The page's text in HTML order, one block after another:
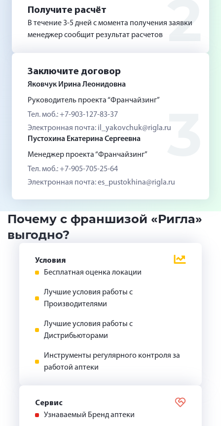
2
Получите расчёт
В течение 3-5 дней с момента получения заявки
менеджер сообщит результат расчетов
3
Заключите договор
Яковчук Ирина Леонидовна
Руководитель проекта “Франчайзинг”
Тел. моб.: +7-903-127-83-37
Электронная почта: il_yakovchuk@rigla.ru
Пустохина Екатерина Сергеевна
Менеджер проекта “Франчайзинг”
Тел. моб.: +7-905-705-25-64
Электронная почта: es_pustokhina@rigla.ru
Почему с франшизой «Ригла»
выгодно?
Условия
Бесплатная оценка локации
Лучшие условия работы с
Производителями
Лучшие условия работы с
Дистрибьюторами
Инструменты регулярного контроля за
работой аптеки
Сервис
Узнаваемый Бренд аптеки